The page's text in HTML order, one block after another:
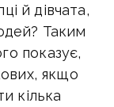
й дівчата,
Таким
показує,
якщо
кілька